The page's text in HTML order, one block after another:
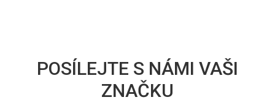
POSÍLEJTE S NÁMI VAŠI
ZNAČKU